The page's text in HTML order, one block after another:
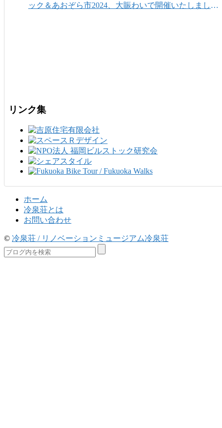
ック＆あおぞら市2024、大賑わいで開催いたしまし
リンク集
ホーム
冷泉荘とは
お問い合わせ
© 冷泉荘 / リノベーションミュージアム冷泉荘